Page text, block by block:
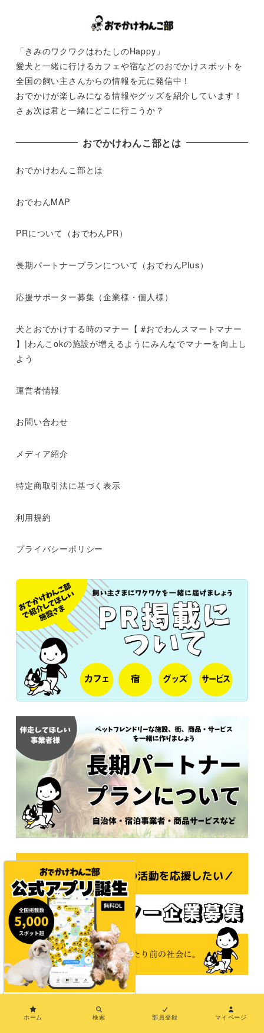
「きみのワクワクはわたしのHappy」
愛犬と一緒に行けるカフェや宿などのおでかけスポットを
全国の飼い主さんからの情報を元に発信中！
おでかけが楽しみになる情報やグッズを紹介しています！
さぁ次は君と一緒にどこに行こうか？
おでかけわんこ部とは
おでかけわんこ部とは
おでわんMAP
PRについて（おでわんPR）
長期パートナープランについて（おでわんPlus）
応援サポーター募集（企業様・個人様）
犬とおでかけする時のマナー【 #おでわんスマートマナー
】|わんこokの施設が増えるようにみんなでマナーを向上し
よう
運営者情報
お問い合わせ
メディア紹介
特定商取引法に基づく表示
利用規約
プライバシーポリシー
© 2021おでかけわんこ部
ホーム 検索 部員登録 マイページ